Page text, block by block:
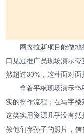
网盘拉新项目能做
口见过推广员现场演示
然超过30%，这种面对面
拿着平板现场演示
实的操作流程；在写字
这类实用资源几乎没有
教他们存孙子的照片，信